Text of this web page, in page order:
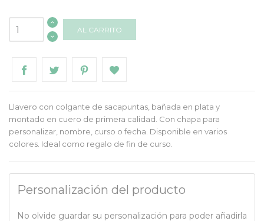
AL CARRITO
Llavero con colgante de sacapuntas, bañada en plata y
montado en cuero de primera calidad. Con chapa para
personalizar, nombre, curso o fecha. Disponible en varios
colores. Ideal como regalo de fin de curso.
Personalización del producto
No olvide guardar su personalización para poder añadirla